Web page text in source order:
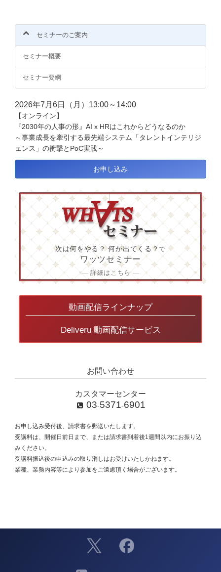
セミナーのご案内
セミナー概要
セミナー要綱
2026年7月6日（月）13:00～14:00
【オンライン】
『2030年の人事の形』AI x HRはこれからどうなるのか
～事業成長を牽引する最先端システム「タレントインテリジ
ェンス」の衝撃とPoC実践～
お申し込み
次は何をやる？ 何が出てくる？ で
ワッツセミナー
― 詳細はこちら ―
動画配信ラインナップ
Deliveru 動画配信サービス
お問い合わせ
カスタマーセンター
03-5371-6901
お申し込み受付後、請求書を郵送いたします。
受講料は、開催日前日まで、または請求書到着後1週間以内にお振り込
みください。
受講料振込後の申込みの取り消しはお受けいたしかねます。
業種、業務内容等により参加をご遠慮頂く場合がございます。